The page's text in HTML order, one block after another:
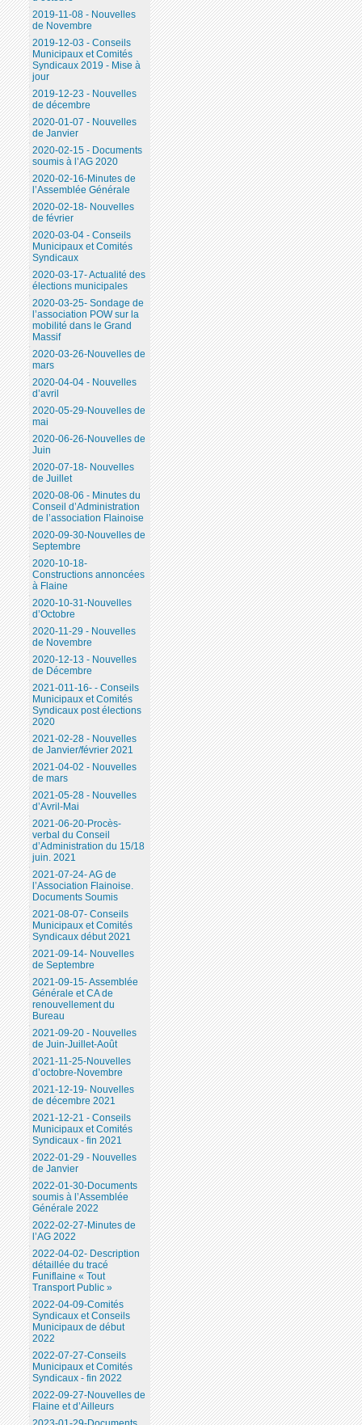
2019-11-08 - Nouvelles
de Novembre
2019-12-03 - Conseils
Municipaux et Comités
Syndicaux 2019 - Mise à
jour
2019-12-23 - Nouvelles
de décembre
2020-01-07 - Nouvelles
de Janvier
2020-02-15 - Documents
soumis à l’AG 2020
2020-02-16-Minutes de
l’Assemblée Générale
2020-02-18- Nouvelles
de février
2020-03-04 - Conseils
Municipaux et Comités
Syndicaux
2020-03-17- Actualité des
élections municipales
2020-03-25- Sondage de
l’association POW sur la
mobilité dans le Grand
Massif
2020-03-26-Nouvelles de
mars
2020-04-04 - Nouvelles
d’avril
2020-05-29-Nouvelles de
mai
2020-06-26-Nouvelles de
Juin
2020-07-18- Nouvelles
de Juillet
2020-08-06 - Minutes du
Conseil d’Administration
de l’association Flainoise
2020-09-30-Nouvelles de
Septembre
2020-10-18-
Constructions annoncées
à Flaine
2020-10-31-Nouvelles
d’Octobre
2020-11-29 - Nouvelles
de Novembre
2020-12-13 - Nouvelles
de Décembre
2021-011-16- - Conseils
Municipaux et Comités
Syndicaux post élections
2020
2021-02-28 - Nouvelles
de Janvier/février 2021
2021-04-02 - Nouvelles
de mars
2021-05-28 - Nouvelles
d’Avril-Mai
2021-06-20-Procès-
verbal du Conseil
d’Administration du 15/18
juin. 2021
2021-07-24- AG de
l’Association Flainoise.
Documents Soumis
2021-08-07- Conseils
Municipaux et Comités
Syndicaux début 2021
2021-09-14- Nouvelles
de Septembre
2021-09-15- Assemblée
Générale et CA de
renouvellement du
Bureau
2021-09-20 - Nouvelles
de Juin-Juillet-Août
2021-11-25-Nouvelles
d’octobre-Novembre
2021-12-19- Nouvelles
de décembre 2021
2021-12-21 - Conseils
Municipaux et Comités
Syndicaux - fin 2021
2022-01-29 - Nouvelles
de Janvier
2022-01-30-Documents
soumis à l’Assemblée
Générale 2022
2022-02-27-Minutes de
l’AG 2022
2022-04-02- Description
détaillée du tracé
Funiflaine « Tout
Transport Public »
2022-04-09-Comités
Syndicaux et Conseils
Municipaux de début
2022
2022-07-27-Conseils
Municipaux et Comités
Syndicaux - fin 2022
2022-09-27-Nouvelles de
Flaine et d’Ailleurs